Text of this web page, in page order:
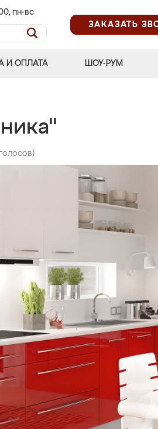
пн-вс
ЗАКАЗАТЬ
И ОПЛАТА ШОУ-РУМ
голосов)